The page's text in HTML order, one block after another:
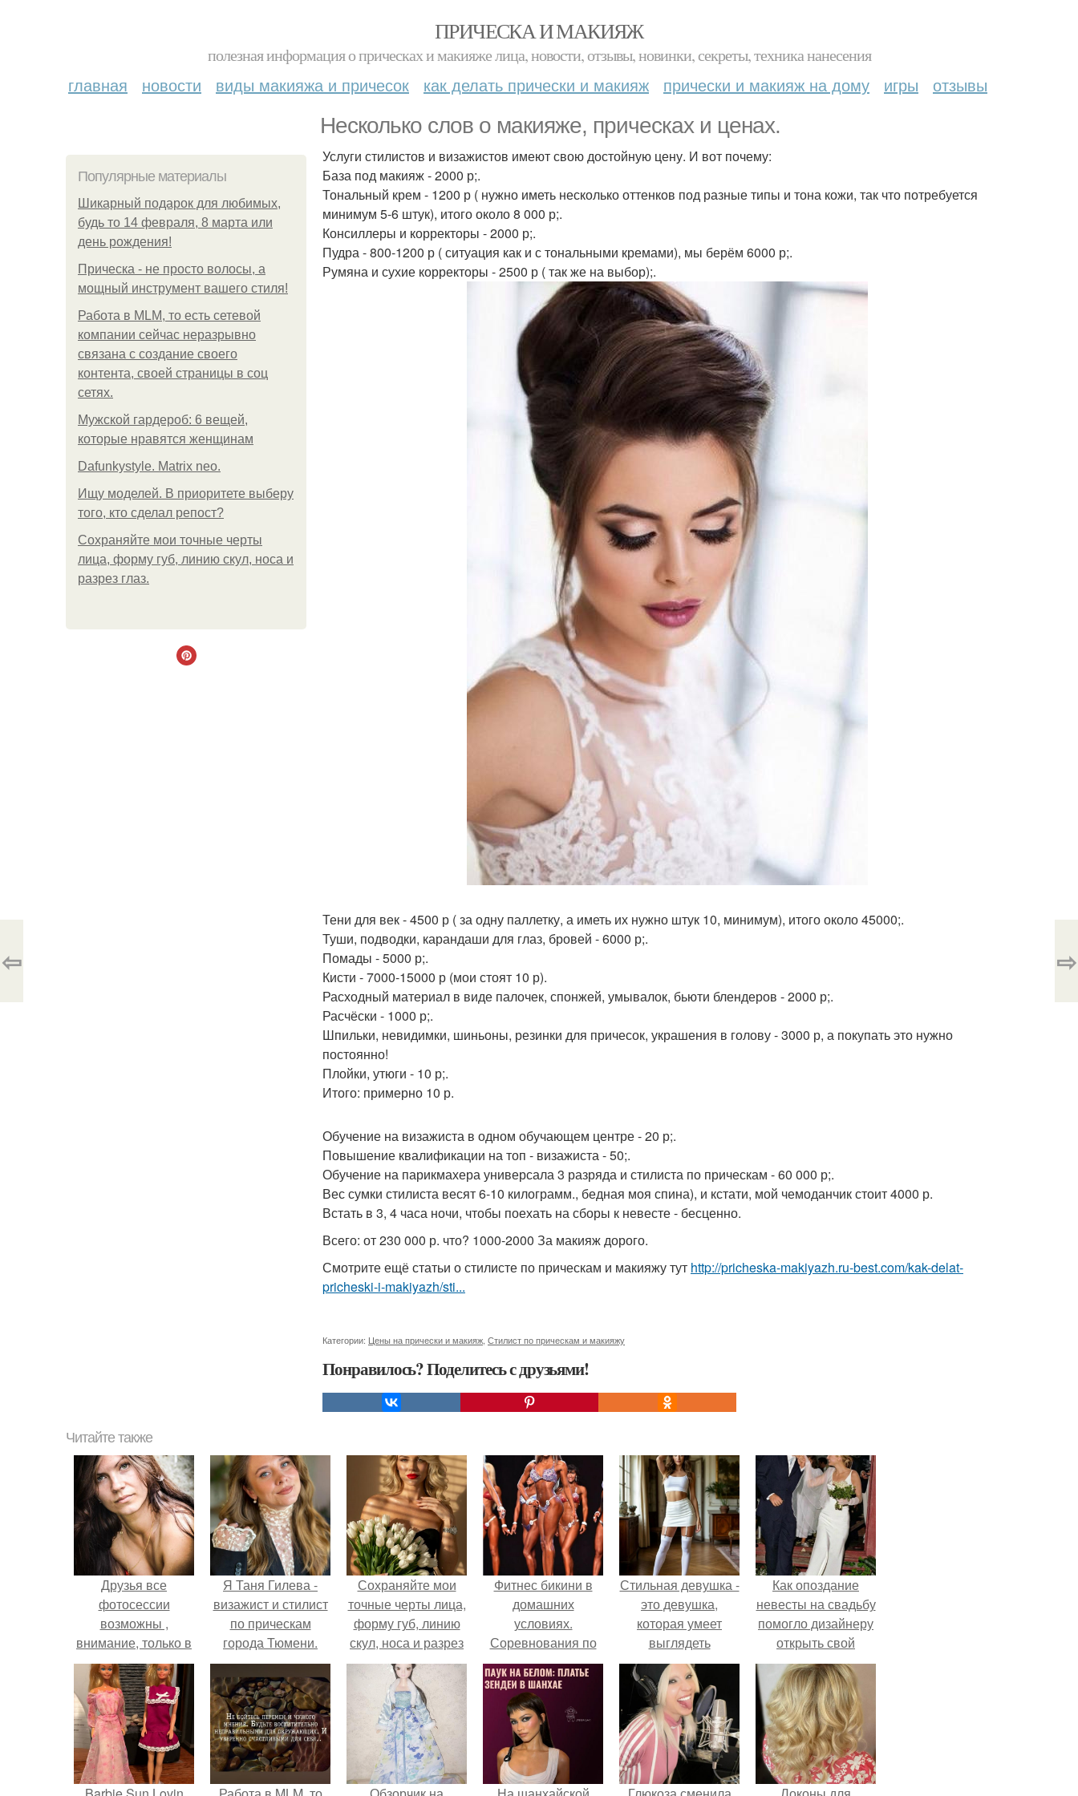
ПРИЧЕСКА И МАКИЯЖ
полезная информация о прическах и макияже лица, новости, отзывы, новинки, секреты, техника нанесения
главная новости виды макияжа и причесок как делать прически и макияж прически и макияж на дому игры отзывы
Несколько слов о макияже, прическах и ценах.
Популярные материалы
Шикарный подарок для любимых,
будь то 14 февраля, 8 марта или
день рождения!
Прическа - не просто волосы, а
мощный инструмент вашего стиля!
Работа в MLM, то есть сетевой
компании сейчас неразрывно
связана с создание своего
контента, своей страницы в соц
сетях.
Мужской гардероб: 6 вещей,
которые нравятся женщинам
Dafunkystyle. Matrix neo.
Ищу моделей. В приоритете выберу
того, кто сделал репост?
Сохраняйте мои точные черты
лица, форму губ, линию скул, носа и
разрез глаз.
Услуги стилистов и визажистов имеют свою достойную цену. И вот почему:
База под макияж - 2000 р;.
Тональный крем - 1200 р ( нужно иметь несколько оттенков под разные типы и тона кожи, так что потребуется
минимум 5-6 штук), итого около 8 000 р;.
Консиллеры и корректоры - 2000 р;.
Пудра - 800-1200 р ( ситуация как и с тональными кремами), мы берём 6000 р;.
Румяна и сухие корректоры - 2500 р ( так же на выбор);.
Тени для век - 4500 р ( за одну паллетку, а иметь их нужно штук 10, минимум), итого около 45000;.
Туши, подводки, карандаши для глаз, бровей - 6000 р;.
Помады - 5000 р;.
Кисти - 7000-15000 р (мои стоят 10 р).
Расходный материал в виде палочек, спонжей, умывалок, бьюти блендеров - 2000 р;.
Расчёски - 1000 р;.
Шпильки, невидимки, шиньоны, резинки для причесок, украшения в голову - 3000 р, а покупать это нужно
постоянно!
Плойки, утюги - 10 р;.
Итого: примерно 10 р.
Обучение на визажиста в одном обучающем центре - 20 р;.
Повышение квалификации на топ - визажиста - 50;.
Обучение на парикмахера универсала 3 разряда и стилиста по прическам - 60 000 р;.
Вес сумки стилиста весят 6-10 килограмм., бедная моя спина), и кстати, мой чемоданчик стоит 4000 р.
Встать в 3, 4 часа ночи, чтобы поехать на сборы к невесте - бесценно.
Всего: от 230 000 р. что? 1000-2000 За макияж дорого.
Смотрите ещё статьи о стилисте по прическам и макияжу тут http://pricheska-makiyazh.ru-best.com/kak-delat-
pricheski-i-makiyazh/sti...
Категории: Цены на прически и макияж Стилист по прическам и макияжу
Понравилось? Поделитесь с друзьями!
⇦ ⇨
Читайте также
Друзья все
фотосессии
возможны ,
внимание, только в
будни после 18: 00
и по выходным.
Я Таня Гилева -
визажист и стилист
по прическам
города Тюмени.
Сохраняйте мои
точные черты лица,
форму губ, линию
скул, носа и разрез
глаз.
Фитнес бикини в
домашних
условиях.
Соревнования по
фитнес - бикини.
Стильная девушка -
это девушка,
которая умеет
выглядеть
привлекательно и
элегантно в любои
ситуации.
Как опоздание
невесты на свадьбу
помогло дизайнеру
открыть свой
бренд.